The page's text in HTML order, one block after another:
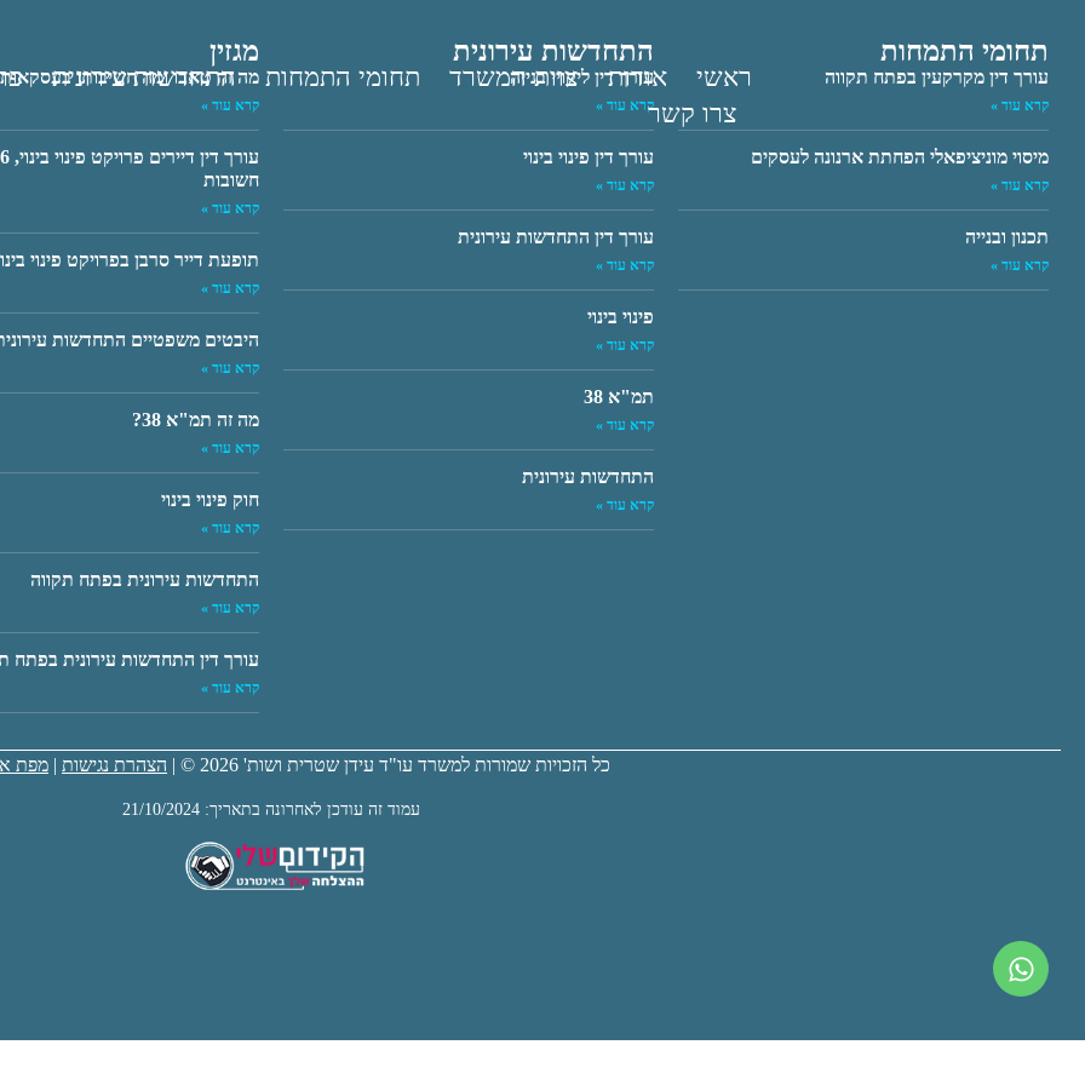
ראשי אודות צוות המשרד תחומי התמחות התחדשות עירונית
צרו קשר
תחומי התמחות
עורך דין מקרקעין בפתח תקווה
קרא עוד »
מיסוי מוניציפאלי הפחתת ארנונה לעסקים
קרא עוד »
תכנון ובנייה
קרא עוד »
התחדשות עירונית
עורך דין ליקויי בנייה
קרא עוד »
עורך דין פינוי בינוי
קרא עוד »
עורך דין התחדשות עירונית
קרא עוד »
פינוי בינוי
קרא עוד »
תמ"א 38
קרא עוד »
התחדשות עירונית
קרא עוד »
מגזין
מה זה טאבו ומה חשיבותו
קרא עוד »
חשובות
קרא עוד »
תופעת דייר סרבן בפרויקט פינוי
קרא עוד »
היבטים משפטיים התחדשות
קרא עוד »
מה זה תמ"א 38?
קרא עוד »
חוק פינוי בינוי
קרא עוד »
התחדשות עירונית בפתח תקווה
קרא עוד »
עורך דין התחדשות עירונית בפתח
קרא עוד »
כל הזכויות שמורות למשרד עו"ד עידן שטרית ושות' 2026 © | הצהרת נגישות | מפת
עמוד זה עודכן לאחרונה בתאריך: 21/10/2024